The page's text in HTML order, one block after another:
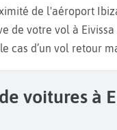
de l'aéroport
de votre vol à Eivissa
cas d’un vol retour
voitures à